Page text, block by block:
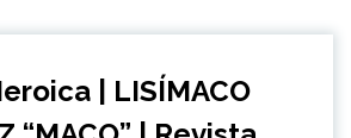
| LISÍMACO